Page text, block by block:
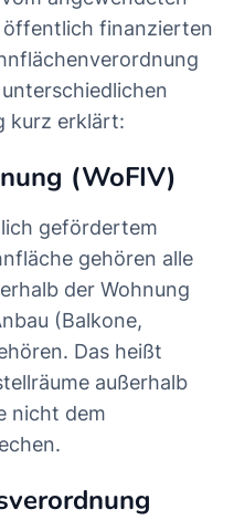
finanzierten
kurz erklärt:
(WoFIV)
gefördertem
gehören alle
der Wohnung
(Balkone,
Das heißt
außerhalb
nicht dem